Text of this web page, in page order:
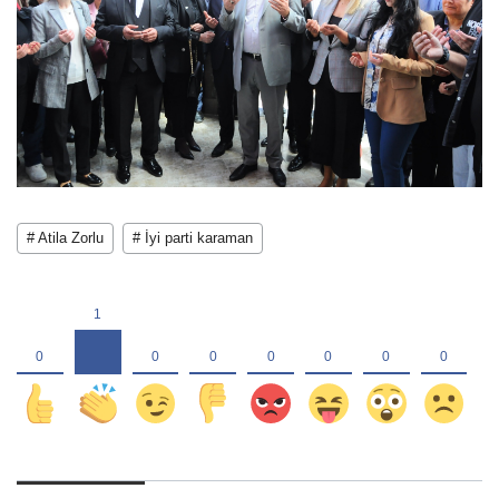
# Atila Zorlu # İyi parti karaman